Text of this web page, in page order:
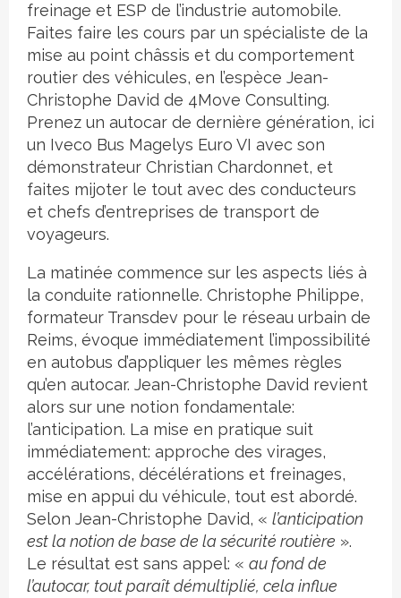
freinage et ESP de l’industrie automobile.
Faites faire les cours par un spécialiste de la
mise au point châssis et du comportement
routier des véhicules, en l’espèce Jean-
Christophe David de 4Move Consulting.
Prenez un autocar de dernière génération, ici
un Iveco Bus Magelys Euro VI avec son
démonstrateur Christian Chardonnet, et
faites mijoter le tout avec des conducteurs
et chefs d’entreprises de transport de
voyageurs.
La matinée commence sur les aspects liés à
la conduite rationnelle. Christophe Philippe,
formateur Transdev pour le réseau urbain de
Reims, évoque immédiatement l’impossibilité
en autobus d’appliquer les mêmes règles
qu’en autocar. Jean-Christophe David revient
alors sur une notion fondamentale:
l’anticipation. La mise en pratique suit
immédiatement: approche des virages,
accélérations, décélérations et freinages,
mise en appui du véhicule, tout est abordé.
Selon Jean-Christophe David, « l’anticipation
est la notion de base de la sécurité routière ».
Le résultat est sans appel: « au fond de
l’autocar, tout paraît démultiplié, cela influe